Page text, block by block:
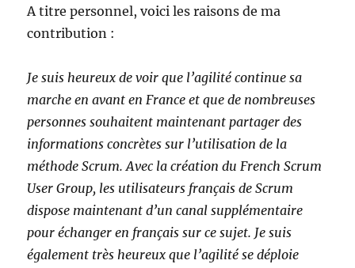
A titre personnel, voici les raisons de ma
contribution :
Je suis heureux de voir que l’agilité continue sa
marche en avant en France et que de nombreuses
personnes souhaitent maintenant partager des
informations concrètes sur l’utilisation de la
méthode Scrum. Avec la création du French Scrum
User Group, les utilisateurs français de Scrum
dispose maintenant d’un canal supplémentaire
pour échanger en français sur ce sujet. Je suis
également très heureux que l’agilité se déploie